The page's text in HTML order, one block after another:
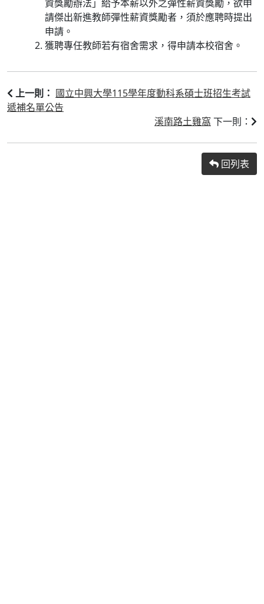
資獎勵辦法」給予本薪以外之彈性薪資獎勵，欲申
請傑出新進教師彈性薪資獎勵者，須於應聘時提出
申請。
獲聘專任教師若有宿舍需求，得申請本校宿舍。
上一則：
國立中興大學115學年度動科系碩士班招生考試
遞補名單公告
溪南路土雞窩 下一則：
回列表